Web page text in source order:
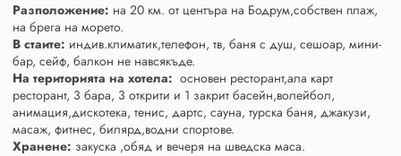
Разположение: на 20 км. от центъра на Бодрум,собствен плаж,
на брега на морето.
В стаите: индив.климатик,телефон, тв, баня с душ, сешоар, мини-
бар, сейф, балкон не навсякъде.
На територията на хотела: основен ресторант,ала карт
ресторант, 3 бара, 3 открити и 1 закрит басейн,волейбол,
анимация,дискотека, тенис, дартс, сауна, турска баня, джакузи,
масаж, фитнес, билярд,водни спортове.
Хранене: закуска ,обяд и вечеря на шведска маса.